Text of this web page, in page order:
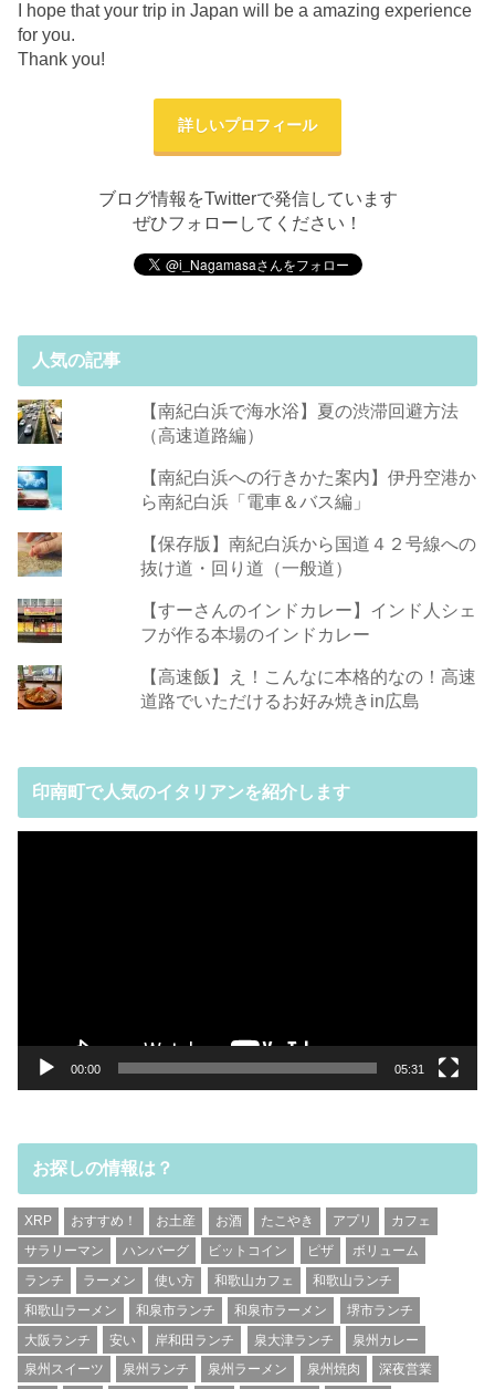
I hope that your trip in Japan will be a amazing experience
for you.
Thank you!
詳しいプロフィール
ブログ情報をTwitterで発信しています
ぜひフォローしてください！
人気の記事
【南紀白浜で海水浴】夏の渋滞回避方法
（高速道路編）
【南紀白浜への行きかた案内】伊丹空港か
ら南紀白浜「電車＆バス編」
【保存版】南紀白浜から国道４２号線への
抜け道・回り道（一般道）
【すーさんのインドカレー】インド人シェ
フが作る本場のインドカレー
【高速飯】え！こんなに本格的なの！高速
道路でいただけるお好み焼きin広島
印南町で人気のイタリアンを紹介します
00:00 05:31
お探しの情報は？
XRP おすすめ！ お土産 お酒 たこやき アプリ
カフェ
サラリーマン
ハンバーグ ビットコイン ピザ
ボリューム
ランチ
ラーメン 使い方 和歌山カフェ
和歌山ランチ
和歌山ラーメン
和泉市ランチ 和泉市ラーメン
堺市ランチ
大阪ランチ
安い 岸和田ランチ 泉大津ランチ
泉州カレー
泉州スイーツ
泉州ランチ 泉州ラーメン 泉州焼肉 深夜営業